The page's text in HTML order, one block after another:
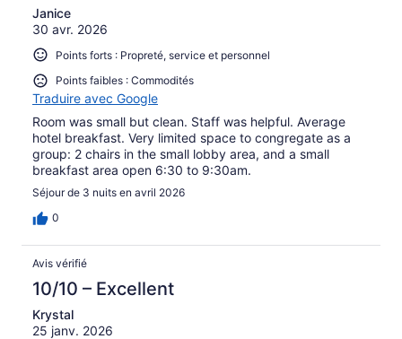
Janice
30 avr. 2026
Points forts : Propreté, service et personnel
Points faibles : Commodités
Traduire avec Google
Room was small but clean. Staff was helpful. Average
hotel breakfast. Very limited space to congregate as a
group: 2 chairs in the small lobby area, and a small
breakfast area open 6:30 to 9:30am.
Séjour de 3 nuits en avril 2026
0
Avis vérifié
10/10 – Excellent
Krystal
25 janv. 2026